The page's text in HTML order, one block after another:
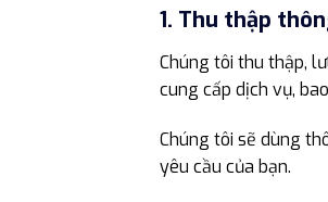
1. Thu thập
Chúng tôi thu thập,
cung cấp dịch vụ,
Chúng tôi sẽ dùng
yêu cầu của bạn.